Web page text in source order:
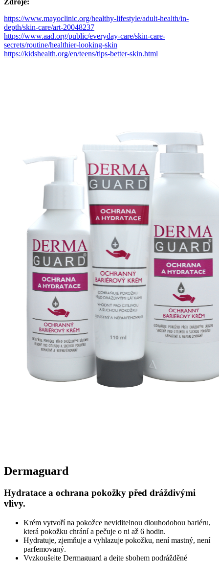
Zdroje:
https://www.mayoclinic.org/healthy-lifestyle/adult-health/in-
depth/skin-care/art-20048237
https://www.aad.org/public/everyday-care/skin-care-
secrets/routine/healthier-looking-skin
https://kidshealth.org/en/teens/tips-better-skin.html
Dermaguard
Hydratace a ochrana pokožky před dráždivými
vlivy.
Krém vytvoří na pokožce neviditelnou dlouhodobou bariéru,
která pokožku chrání a pečuje o ni až 6 hodin.
Hydratuje, zjemňuje a vyhlazuje pokožku, není mastný, není
parfemovaný.
Vyzkoušejte Dermaguard a dejte sbohem podrážděné